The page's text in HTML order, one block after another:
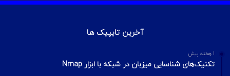
RAR
چطور تلگرام را هک کنیم؟ آموزش تصویری هک
تلگرام